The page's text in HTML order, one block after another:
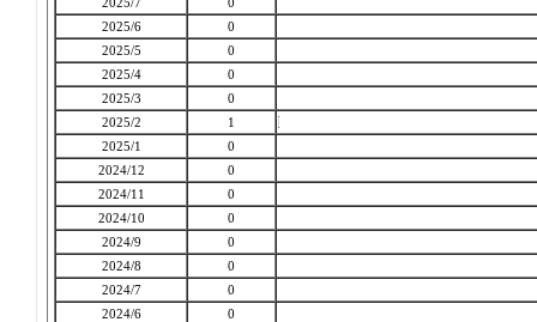
2025/6
0
2025/5
0
2025/4
0
2025/3
0
2025/2
1
2025/1
0
2024/12
0
2024/11
0
2024/10
0
2024/9
0
2024/8
0
2024/7
0
2024/6
0